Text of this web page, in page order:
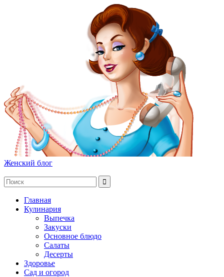
Женский блог
Главная
Кулинария
Выпечка
Закуски
Основное блюдо
Салаты
Десерты
Здоровье
Сад и огород